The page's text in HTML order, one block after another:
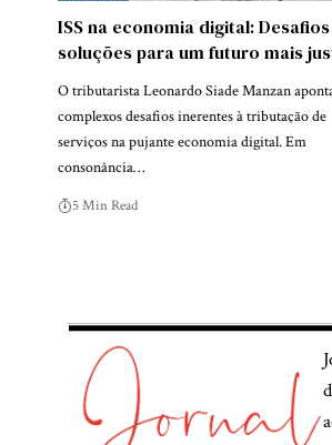
ISS na economia digital:
soluções para um futuro mais
O tributarista Leonardo Siade Manzan
complexos desafios inerentes à tributação de
serviços na pujante economia digital. Em
consonância…
5 Min Read